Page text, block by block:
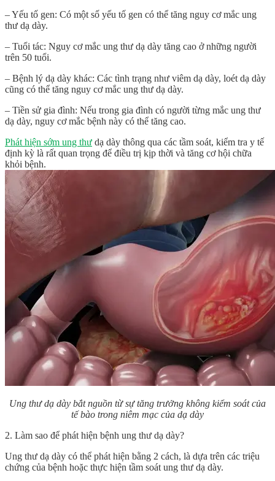
– Yếu tố gen: Có một số yếu tố gen có thể tăng nguy cơ mắc ung
thư dạ dày.
– Tuổi tác: Nguy cơ mắc ung thư dạ dày tăng cao ở những người
trên 50 tuổi.
– Bệnh lý dạ dày khác: Các tình trạng như viêm dạ dày, loét dạ dày
cũng có thể tăng nguy cơ mắc ung thư dạ dày.
– Tiền sử gia đình: Nếu trong gia đình có người từng mắc ung thư
dạ dày, nguy cơ mắc bệnh này có thể tăng cao.
Phát hiện sớm ung thư dạ dày thông qua các tầm soát, kiểm tra y tế
định kỳ là rất quan trọng để điều trị kịp thời và tăng cơ hội chữa
khỏi bệnh.
Ung thư dạ dày bắt nguồn từ sự tăng trưởng không kiểm soát của
tế bào trong niêm mạc của dạ dày
2. Làm sao để phát hiện bệnh ung thư dạ dày?
Ung thư dạ dày có thể phát hiện bằng 2 cách, là dựa trên các triệu
chứng của bệnh hoặc thực hiện tầm soát ung thư dạ dày.